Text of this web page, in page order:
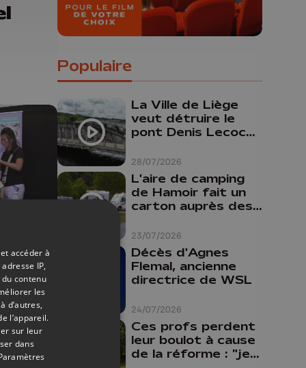
:
de
Populaire
28/07/2026
La Ville de Liège
veut détruire le
pont Denis Lecocq
budget pour le
faire
23/07/2026
L'aire de camping
de Hamoir fait un
carton auprès des
24/07/2026
Décès d'Agnes
Flemal, ancienne
directrice de WSL
Ces profs perdent
leur boulot à cause
de la réforme : "je
accéder à
IP,
contenu
les
d’autres,
l’appareil.
sur leur
dans